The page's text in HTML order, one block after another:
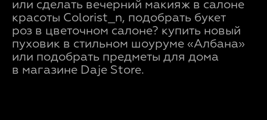
или сделать вечерний макияж в салоне
красоты Colorist_n, подобрать букет
роз в цветочном салоне? купить новый
пуховик в стильном шоуруме «Албана»
или подобрать предметы для дома
в магазине Daje Store.